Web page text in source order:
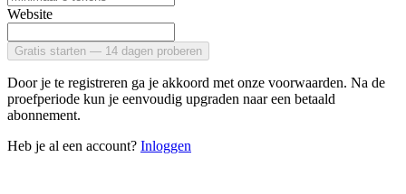
Website
Gratis starten — 14 dagen proberen
Door je te registreren ga je akkoord met onze voorwaarden. Na de
proefperiode kun je eenvoudig upgraden naar een betaald
abonnement.
Heb je al een account? Inloggen